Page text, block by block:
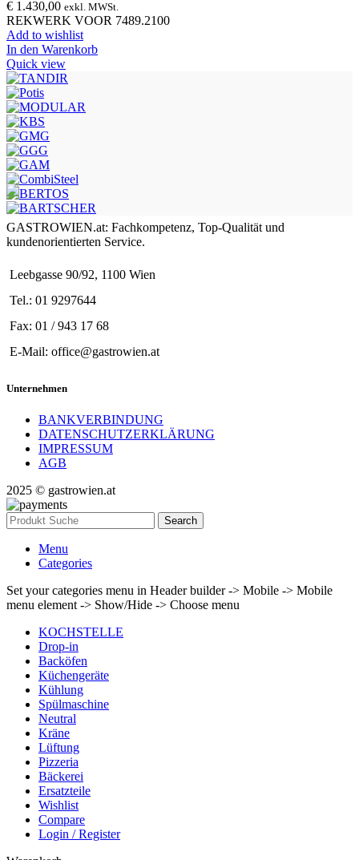
€ 1.430,00 exkl. MWSt.
REKWERK VOOR 7489.2100
Add to wishlist
In den Warenkorb
Quick view
GASTROWIEN.at: Fachkompetenz, Top-Qualität und
kundenorientierten Service.
Leebgasse 90/92, 1100 Wien
Tel.: 01 9297644
Fax: 01 / 943 17 68
E-Mail: office@gastrowien.at
Unternehmen
BANKVERBINDUNG
DATENSCHUTZERKLÄRUNG
IMPRESSUM
AGB
2025 © gastrowien.at
Search
Menu
Categories
Set your categories menu in Header builder -> Mobile -> Mobile
menu element -> Show/Hide -> Choose menu
KOCHSTELLE
Drop-in
Backöfen
Küchengeräte
Kühlung
Spülmaschine
Neutral
Kräne
Lüftung
Pizzeria
Bäckerei
Ersatzteile
Wishlist
Compare
Login / Register